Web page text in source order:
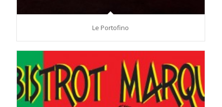
Le Portofino